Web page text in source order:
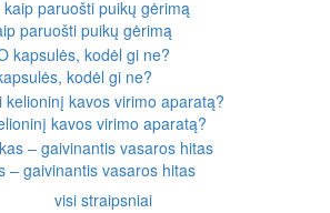
paruošti puikų gėrimą
kodėl gi ne?
kavos virimo aparatą?
– gaivinantis vasaros hitas
visi straipsniai